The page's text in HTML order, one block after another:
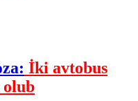
İki avtobus
olub